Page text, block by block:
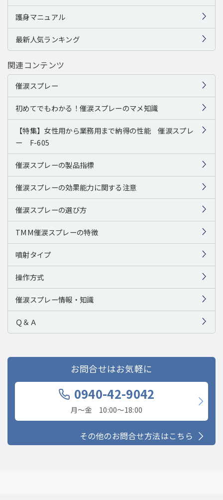
護身マニュアル
最新人気ランキング
関連コンテンツ
催涙スプレー
初めてでもわかる！催涙スプレーのマメ知識
【特集】女性用から業務用まで納得の性能 催涙スプレ
ー F-605
催涙スプレーの製品指標
催涙スプレーの効果能力に関する注意
催涙スプレーの選び方
TMM催涙スプレーの特徴
噴射タイプ
操作方式
催涙スプレー情報・知識
Ｑ＆Ａ
お問合せはお気軽に
0940-42-9042
月〜金 10:00〜18:00
その他のお問合せ方法はこちら